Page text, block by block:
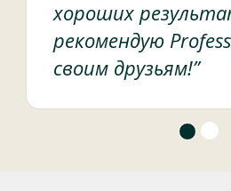
хороших
рекомендую
своим друзьям!”